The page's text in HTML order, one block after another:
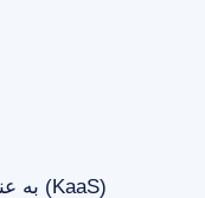
Kubernetes به عنوان یک سرویس (KaaS)